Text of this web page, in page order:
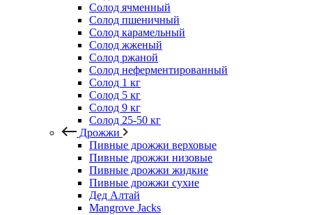
Солод ячменный
Солод пшеничный
Солод карамельный
Солод жженый
Солод ржаной
Солод неферментированный
Солод 1 кг
Солод 5 кг
Солод 9 кг
Солод 25-50 кг
Дрожжи
Пивные дрожжи верховые
Пивные дрожжи низовые
Пивные дрожжи жидкие
Пивные дрожжи сухие
Дед Алтай
Mangrove Jacks